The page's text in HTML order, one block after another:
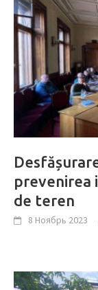
prevenirea
de teren
8 Ноябрь 2023